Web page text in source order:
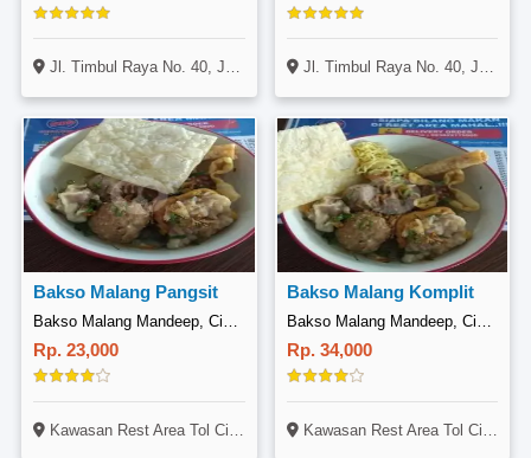
Jl. Timbul Raya No. 40, Jagakarsa, Jakarta Jl. Timbul Raya No. 40, Jagakarsa, Jakarta
Bakso Malang Pangsit
Bakso Malang Mandeep, Cimahi
Rp. 23,000
Kawasan Rest Area Tol Cipularang, Jl. Tol Purbaleunyi, Padalarang, Bandung
Bakso Malang Komplit
Bakso Malang Mandeep, Cimahi
Rp. 34,000
Kawasan Rest Area Tol Cipularang, Jl. Tol Purbaleunyi, Padalarang, Bandung